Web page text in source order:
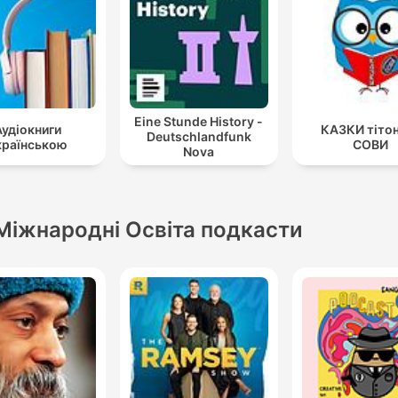
Eine Stunde History -
Deutschlandfunk
Nova
КАЗКИ
СОВИ
Освіта подкасти